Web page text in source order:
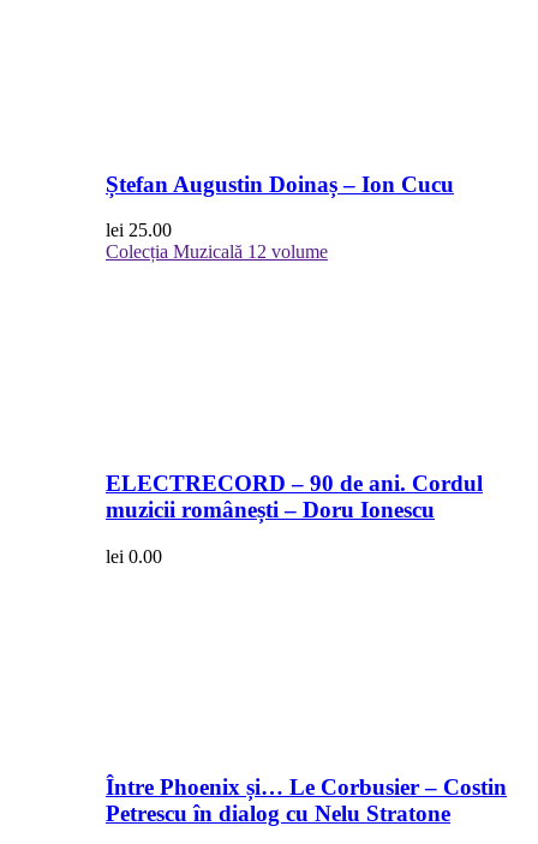
Ștefan Augustin Doinaș – Ion Cucu
lei 25.00
Colecția Muzicală 12 volume
ELECTRECORD – 90 de ani. Cordul
muzicii românești – Doru Ionescu
lei 0.00
Între Phoenix și… Le Corbusier – Costin
Petrescu în dialog cu Nelu Stratone